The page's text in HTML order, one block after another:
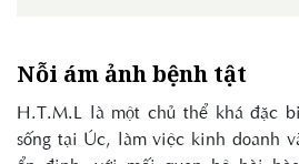
Nỗi ám ảnh bệnh tật
H.T.M.L là một chủ thể khá đặc
sống tại Úc, làm việc kinh doanh